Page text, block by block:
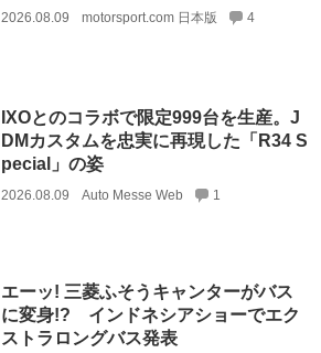
2026.08.09 motorsport.com 日本版 4
IXOとのコラボで限定999台を生産。J
DMカスタムを忠実に再現した「R34 S
pecial」の姿
2026.08.09 Auto Messe Web 1
エーッ! 三菱ふそうキャンターがバス
に変身!? インドネシアショーでエク
ストラロングバス発表